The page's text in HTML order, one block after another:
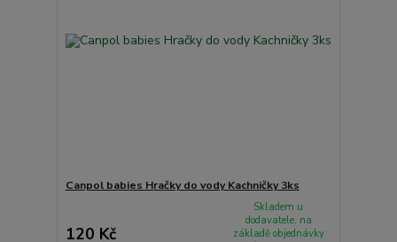
Canpol babies Hračky do vody Kachničky 3ks
120 Kč
Skladem u
dodavatele, na
základě objednávky